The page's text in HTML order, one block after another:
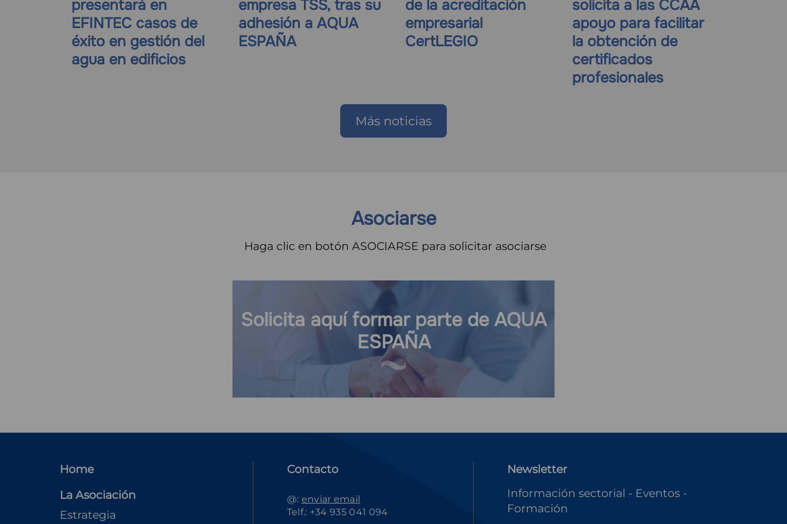
presentará en
EFINTEC casos de
éxito en gestión del
agua en edificios
empresa TSS, tras su
adhesión a AQUA
ESPAÑA
de la acreditación
empresarial
CertLEGIO
solicita a las CCAA
apoyo para facilitar
la obtención de
certificados
profesionales
Más noticias
Asociarse
Haga clic en botón ASOCIARSE para solicitar asociarse
Solicita aquí formar parte de AQUA
ESPAÑA
MENU
FOOTER
Home
La Asociación
Estrategia
Contacto
@: enviar email
Telf.: +34 935 041 094
Newsletter
Información sectorial - Eventos -
Formación